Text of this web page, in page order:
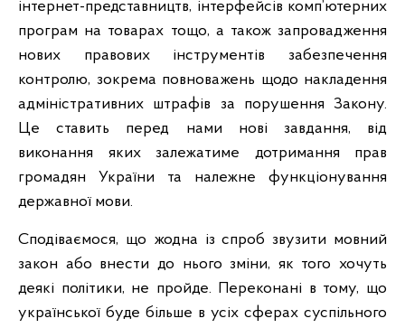
інтернет-представництв, інтерфейсів комп’ютерних
програм на товарах тощо, а також запровадження
нових правових інструментів забезпечення
контролю, зокрема повноважень щодо накладення
адміністративних штрафів за порушення Закону.
Це ставить перед нами нові завдання, від
виконання яких залежатиме дотримання прав
громадян України та належне функціонування
державної мови.
Сподіваємося, що жодна із спроб звузити мовний
закон або внести до нього зміни, як того хочуть
деякі політики, не пройде. Переконані в тому, що
української буде більше в усіх сферах суспільного